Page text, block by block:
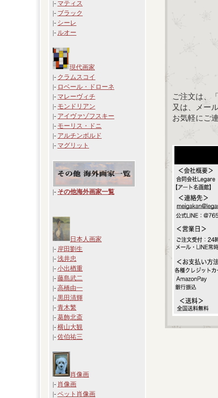
|- マティス
|- ブラック
|- シーレ
|- ルオー
現代画家
|- クラムスコイ
|- ロベール・ドローネ
|- マレーヴィチ
|- モンドリアン
|- アイヴァゾフスキー
|- モーリス・ドニ
|- アルチンボルド
|- マグリット
|- その他海外画家一覧
日本人画家
|- 岸田劉生
|- 浅井忠
|- 小出楢重
|- 藤島武二
|- 高橋由一
|- 黒田清輝
|- 青木繁
|- 葛飾北斎
|- 横山大観
|- 佐伯祐三
肖像画
|- 肖像画
|- ペット肖像画
ご注文は、
又は、メー
お気軽にご